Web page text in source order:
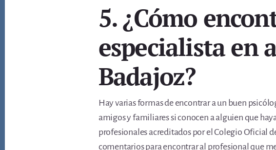
5. ¿Cómo
especialista en
Badajoz?
Hay varias formas de encontrar a un buen
amigos y familiares si conocen a alguien que
profesionales acreditados por el Colegio Oficial
comentarios para encontrar al profesional que